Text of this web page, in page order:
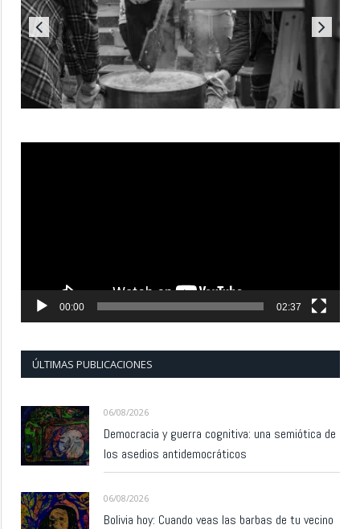
00:00 02:37
ÚLTIMAS PUBLICACIONES
06/08/2026
Democracia y guerra cognitiva: una semiótica de
los asedios antidemocráticos
06/08/2026
Bolivia hoy: Cuando veas las barbas de tu vecino